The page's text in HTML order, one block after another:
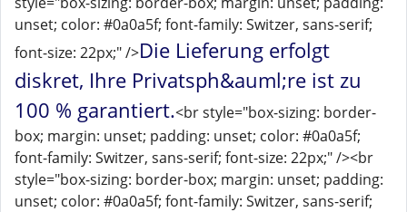
unset; color: #0a0a5f; font-family: Switzer, sans-serif;
font-size: 22px;" />Die Lieferung erfolgt
diskret, Ihre Privatsph&auml;re ist zu
100 % garantiert.<br style="box-sizing: border-
box; margin: unset; padding: unset; color: #0a0a5f;
font-family: Switzer, sans-serif; font-size: 22px;" /><br
style="box-sizing: border-box; margin: unset; padding:
unset; color: #0a0a5f; font-family: Switzer, sans-serif;